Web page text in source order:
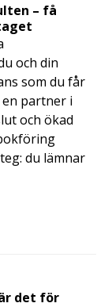
– få
och din
som du får
partner i
och ökad
du lämnar
det för